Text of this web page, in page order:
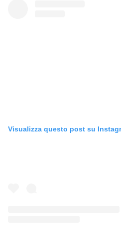
Visualizza questo post su